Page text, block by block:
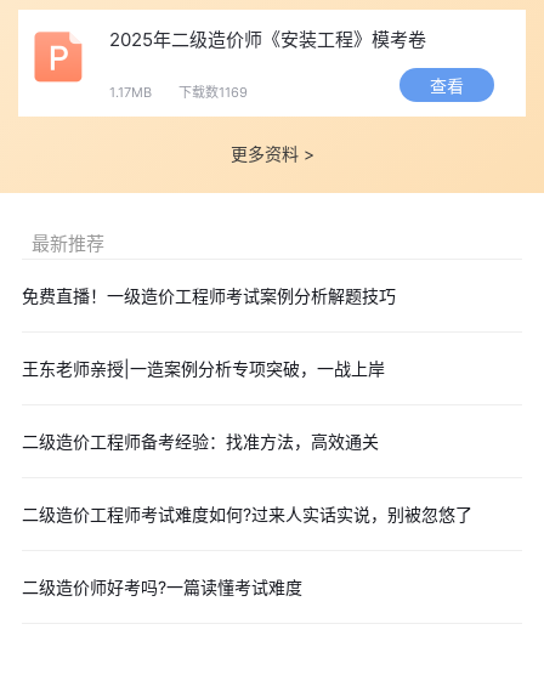
总之，一个月备考二造有可能性，但绝非易事。它需要考生具
备基础、时间和方法三大要素，同时还要有强大的执行力和抗压能
计划;如果时间紧张，也可以适当延长备考周期，毕竟扎实的基础才
是通过考试的关键。无论选择哪种方式，记住：备考的核心不是“拼
章顶部信息，免费预约短信提醒服务，届时会及时收到当地2025
试时间等重要时间讯息~
汇总
口汇总
2025年二级造价师《安装工程》模考卷
1.17MB 下载数1169 查看
更多资料 >
最新推荐
免费直播！一级造价工程师考试案例分析解题技巧
王东老师亲授|一造案例分析专项突破，一战上岸
二级造价工程师备考经验：找准方法，高效通关
二级造价工程师考试难度如何?过来人实话实说，别被忽悠了
二级造价师好考吗?一篇读懂考试难度